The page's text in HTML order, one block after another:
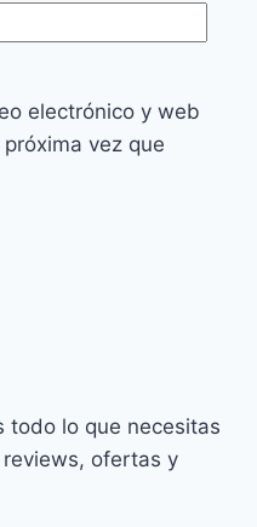
electrónico y web
vez que
todo lo que necesitas
ofertas y